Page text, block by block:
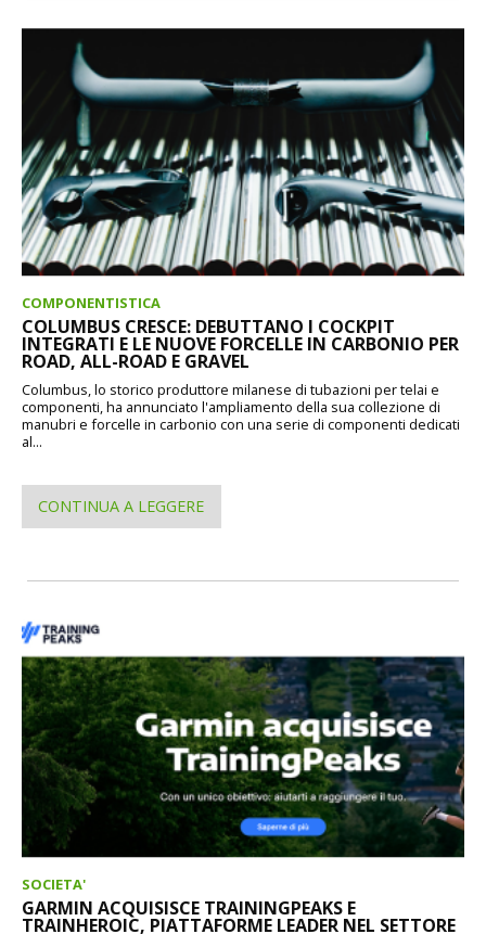
COMPONENTISTICA
COLUMBUS CRESCE: DEBUTTANO I COCKPIT
INTEGRATI E LE NUOVE FORCELLE IN CARBONIO PER
ROAD, ALL-ROAD E GRAVEL
Columbus, lo storico produttore milanese di tubazioni per telai e
componenti, ha annunciato l'ampliamento della sua collezione di
manubri e forcelle in carbonio con una serie di componenti dedicati
al...
CONTINUA A LEGGERE
SOCIETA'
GARMIN ACQUISISCE TRAININGPEAKS E
TRAINHEROIC, PIATTAFORME LEADER NEL SETTORE